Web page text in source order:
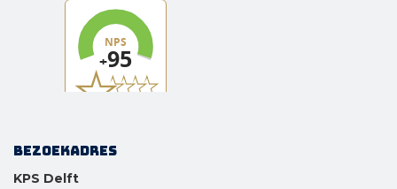
Bezoekadres
KPS Delft